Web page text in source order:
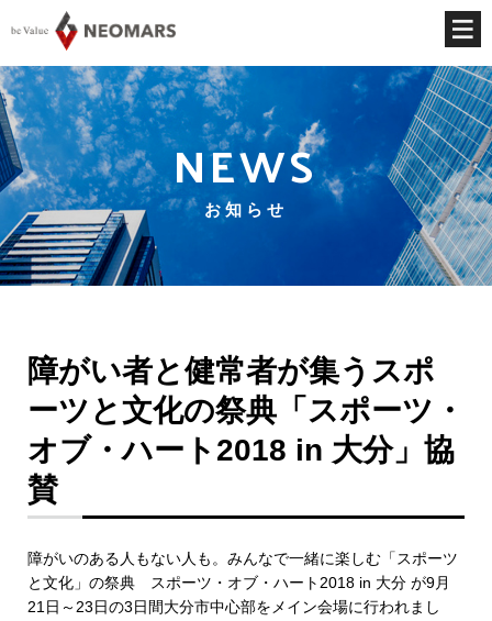
NEWS
お知らせ
障がい者と健常者が集うスポ
ーツと文化の祭典「スポーツ・
オブ・ハート2018 in 大分」協
賛
障がいのある人もない人も。みんなで一緒に楽しむ「スポーツ
と文化」の祭典 スポーツ・オブ・ハート2018 in 大分 が9月
21日～23日の3日間大分市中心部をメイン会場に行われまし